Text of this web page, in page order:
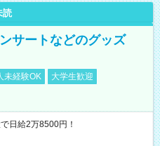
読
サートなどのグッズ
未経験OK
大学生歓迎
日給2万8500円！